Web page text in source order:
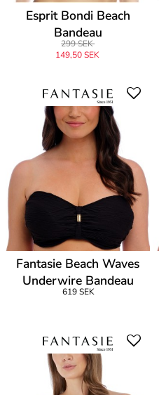
Esprit Bondi Beach
Bandeau
299 SEK
149,50 SEK
Fantasie Beach Waves
Underwire Bandeau
Bikini
619 SEK